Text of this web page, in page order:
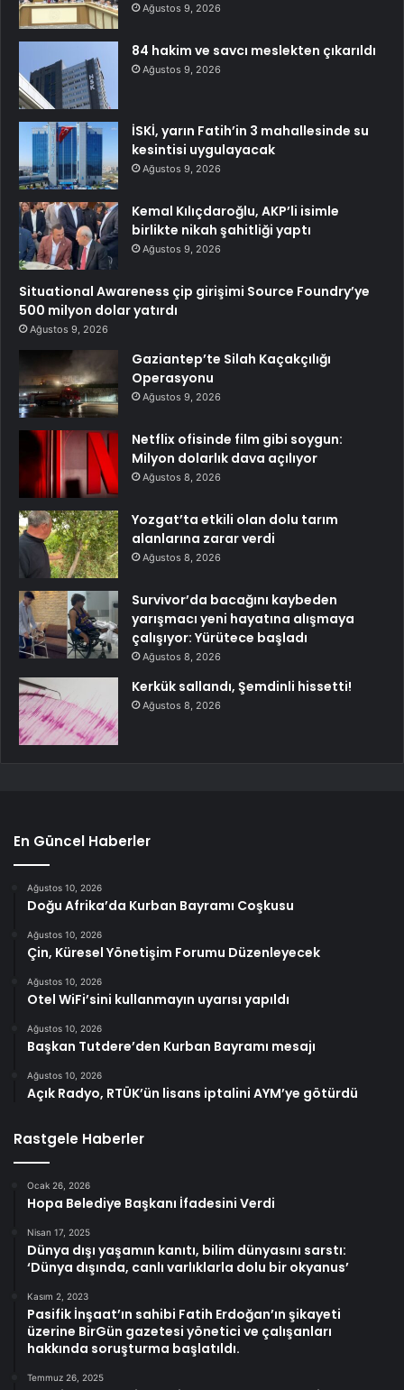
Ağustos 9, 2026
84 hakim ve savcı meslekten çıkarıldı
Ağustos 9, 2026
İSKİ, yarın Fatih’in 3 mahallesinde su
kesintisi uygulayacak
Ağustos 9, 2026
Kemal Kılıçdaroğlu, AKP’li isimle
birlikte nikah şahitliği yaptı
Ağustos 9, 2026
Situational Awareness çip girişimi Source Foundry’ye
500 milyon dolar yatırdı
Ağustos 9, 2026
Gaziantep’te Silah Kaçakçılığı
Operasyonu
Ağustos 9, 2026
Netflix ofisinde film gibi soygun:
Milyon dolarlık dava açılıyor
Ağustos 8, 2026
Yozgat’ta etkili olan dolu tarım
alanlarına zarar verdi
Ağustos 8, 2026
Survivor’da bacağını kaybeden
yarışmacı yeni hayatına alışmaya
çalışıyor: Yürütece başladı
Ağustos 8, 2026
Kerkük sallandı, Şemdinli hissetti!
Ağustos 8, 2026
En Güncel Haberler
Ağustos 10, 2026
Doğu Afrika’da Kurban Bayramı Coşkusu
Ağustos 10, 2026
Çin, Küresel Yönetişim Forumu Düzenleyecek
Ağustos 10, 2026
Otel WiFi’sini kullanmayın uyarısı yapıldı
Ağustos 10, 2026
Başkan Tutdere’den Kurban Bayramı mesajı
Ağustos 10, 2026
Açık Radyo, RTÜK’ün lisans iptalini AYM’ye götürdü
Rastgele Haberler
Ocak 26, 2026
Hopa Belediye Başkanı İfadesini Verdi
Nisan 17, 2025
Dünya dışı yaşamın kanıtı, bilim dünyasını sarstı:
‘Dünya dışında, canlı varlıklarla dolu bir okyanus’
Kasım 2, 2023
Pasifik İnşaat’ın sahibi Fatih Erdoğan’ın şikayeti
üzerine BirGün gazetesi yönetici ve çalışanları
hakkında soruşturma başlatıldı.
Temmuz 26, 2025